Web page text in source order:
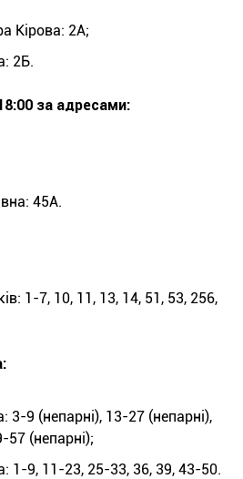
Кірова: 2А;
2Б.
за адресами:
45А.
1-7, 10, 11, 13, 14, 51, 53, 256,
3-9 (непарні), 13-27 (непарні),
57 (непарні);
1-9, 11-23, 25-33, 36, 39, 43-50.